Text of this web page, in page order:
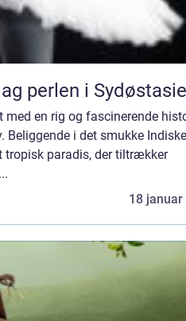
perlen i
en rig og fascinerende
Beliggende i det smukke Indiske
tropisk paradis, der tiltrækker
18 januar